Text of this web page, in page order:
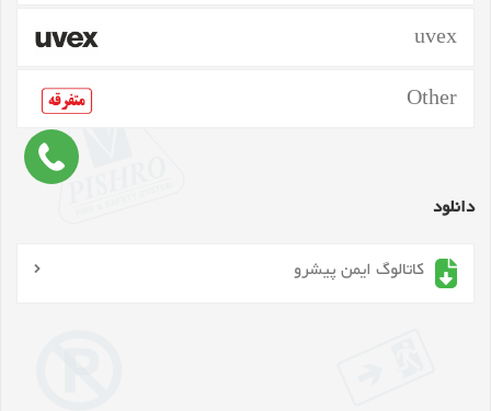
uvex
Other
دانلود
کاتالوگ ایمن پیشرو